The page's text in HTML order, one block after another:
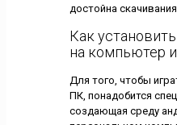
достойна скачивания.
Как
на компьютер
Для того, чтобы
ПК, понадобится
создающая среду